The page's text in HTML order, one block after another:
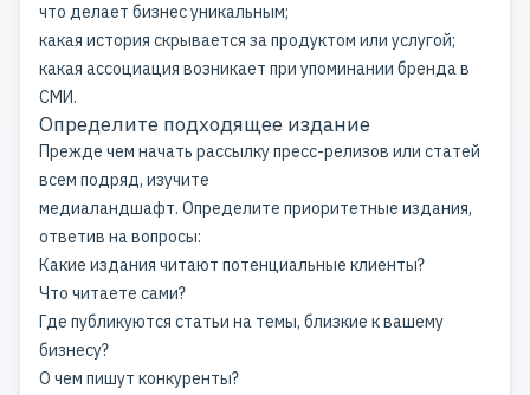
что делает бизнес уникальным;
какая история скрывается за продуктом или услугой;
какая ассоциация возникает при упоминании бренда в
СМИ.
Определите подходящее издание
Прежде чем начать рассылку пресс-релизов или статей
всем подряд, изучите
медиаландшафт. Определите приоритетные издания,
ответив на вопросы:
Какие издания читают потенциальные клиенты?
Что читаете сами?
Где публикуются статьи на темы, близкие к вашему
бизнесу?
О чем пишут конкуренты?